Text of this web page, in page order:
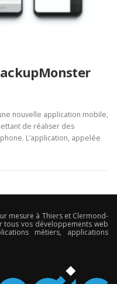
nouvelle application mobile,
de réaliser des
L’application, appelée
mesure à Thiers et Clermond-
tous vos développements web
métiers, applications